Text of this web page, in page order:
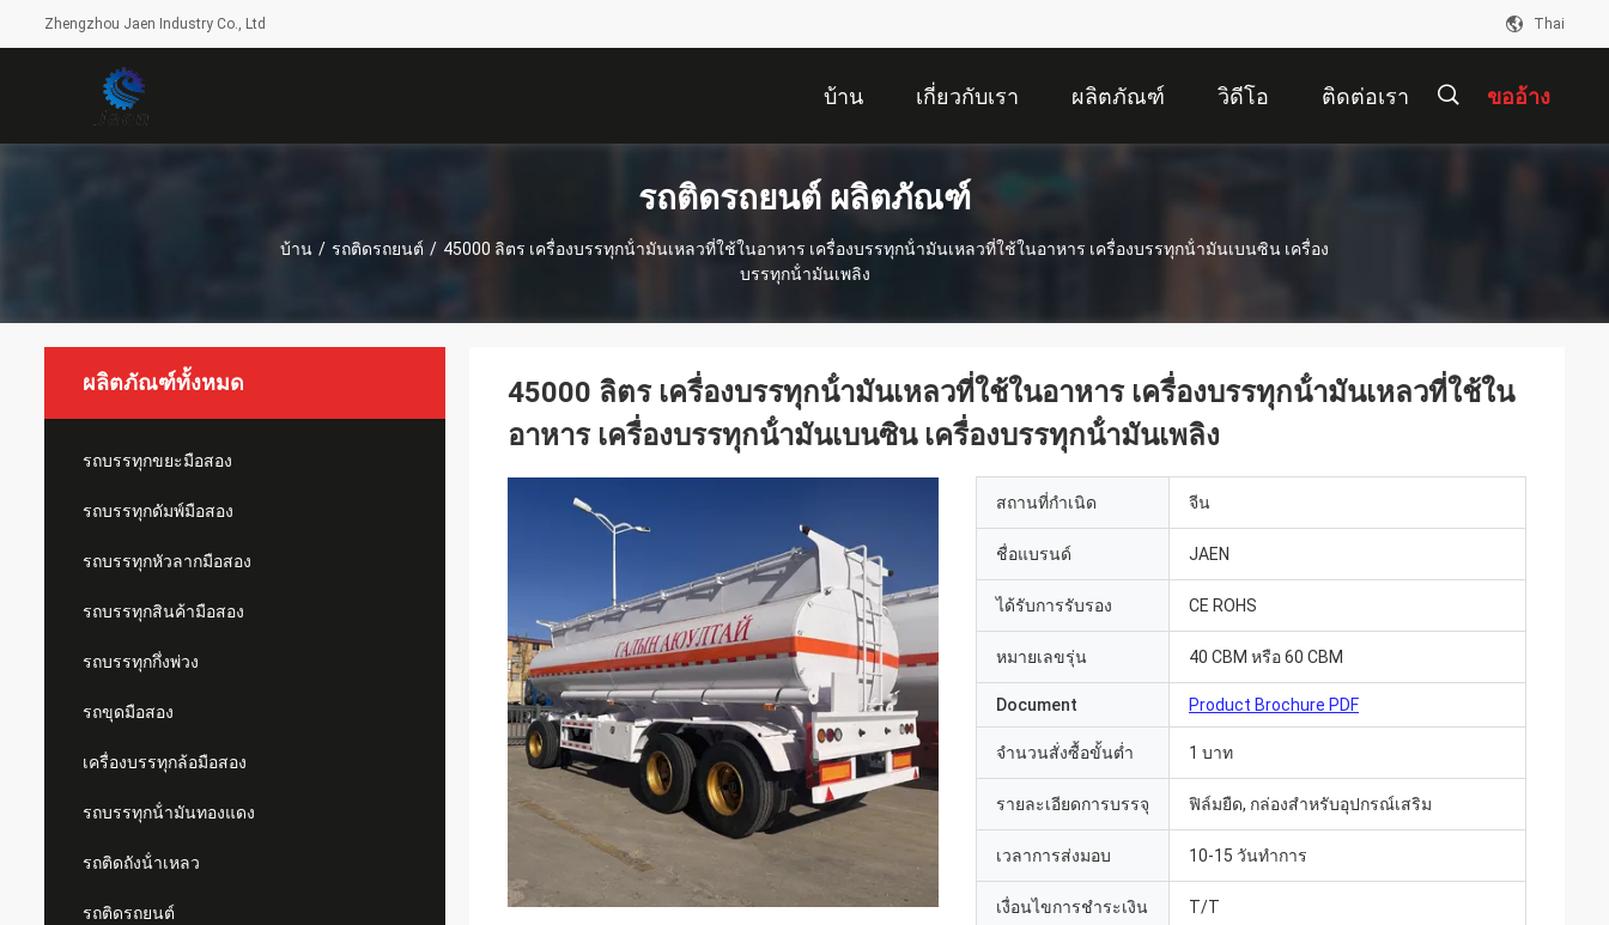
Zhengzhou Jaen Industry Co., Ltd Thai
บ้าน เกี่ยวกับเรา ผลิตภัณฑ์ วิดีโอ ติดต่อเรา ขออ้าง
รถติดรถยนต์ ผลิตภัณฑ์
บ้าน / รถติดรถยนต์ / 45000 ลิตร เครื่องบรรทุกน้ํามันเหลวที่ใช้ในอาหาร เครื่องบรรทุกน้ํามันเหลวที่ใช้ในอาหาร เครื่องบรรทุกน้ํามันเบนซิน เครื่อง
บรรทุกน้ํามันเพลิง
ผลิตภัณฑ์ทั้งหมด
รถบรรทุกขยะมือสอง
รถบรรทุกดัมพ์มือสอง
รถบรรทุกหัวลากมือสอง
รถบรรทุกสินค้ามือสอง
รถบรรทุกกึ่งพ่วง
รถขุดมือสอง
เครื่องบรรทุกล้อมือสอง
รถบรรทุกน้ํามันทองแดง
รถติดถังน้ําเหลว
รถติดรถยนต์
45000 ลิตร เครื่องบรรทุกน้ํามันเหลวที่ใช้ในอาหาร เครื่องบรรทุกน้ํามันเหลวที่ใช้ใน
อาหาร เครื่องบรรทุกน้ํามันเบนซิน เครื่องบรรทุกน้ํามันเพลิง
สถานที่กำเนิด จีน
ชื่อแบรนด์ JAEN
ได้รับการรับรอง CE ROHS
หมายเลขรุ่น 40 CBM หรือ 60 CBM
Document Product Brochure PDF
จำนวนสั่งซื้อขั้นต่ำ 1 บาท
รายละเอียดการบรรจุ ฟิล์มยืด, กล่องสำหรับอุปกรณ์เสริม
เวลาการส่งมอบ 10-15 วันทำการ
เงื่อนไขการชำระเงิน T/T